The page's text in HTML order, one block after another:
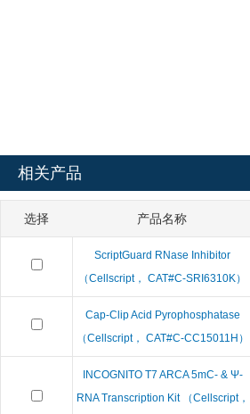
相关产品
选择 产品名称
ScriptGuard RNase Inhibitor
（Cellscript， CAT#C-SRI6310K）
Cap-Clip Acid Pyrophosphatase
（Cellscript， CAT#C-CC15011H）
INCOGNITO T7 ARCA 5mC- & Ψ-
RNA Transcription Kit （Cellscript，